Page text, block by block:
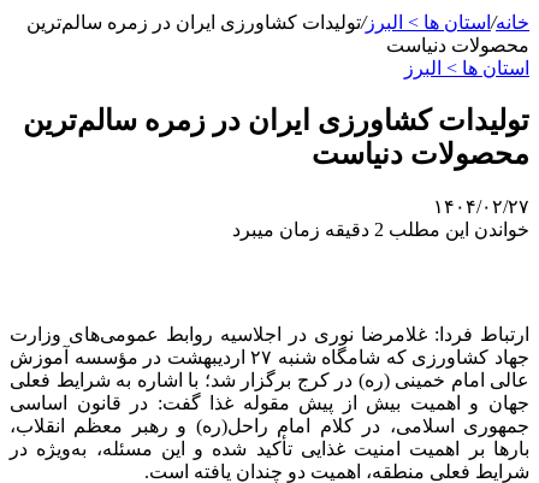
خانه/ استان ها > البرز/تولیدات کشاورزی ایران در زمره سالم‌ترین
محصولات دنیاست
استان ها > البرز
تولیدات کشاورزی ایران در زمره سالم‌ترین
محصولات دنیاست
۱۴۰۴/۰۲/۲۷
خواندن این مطلب 2 دقیقه زمان میبرد
ارتباط فردا: غلامرضا نوری در اجلاسیه روابط عمومی‌های وزارت
جهاد کشاورزی که شامگاه شنبه ۲۷ اردیبهشت در مؤسسه آموزش
عالی امام خمینی (ره) در کرج برگزار شد؛ با اشاره به شرایط فعلی
جهان و اهمیت بیش از پیش مقوله غذا گفت: در قانون اساسی
جمهوری اسلامی، در کلام امام راحل(ره) و رهبر معظم انقلاب،
بارها بر اهمیت امنیت غذایی تأکید شده و این مسئله، به‌ویژه در
شرایط فعلی منطقه، اهمیت دو چندان یافته است.